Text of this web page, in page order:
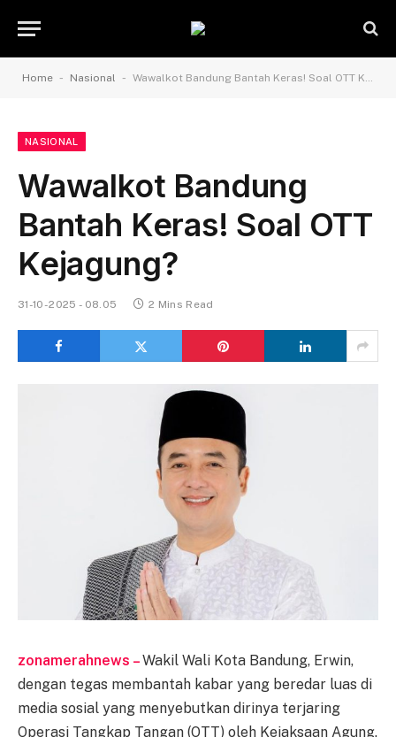
Home - Nasional - Wawalkot Bandung Bantah Keras! Soal OTT Kejagung?
NASIONAL
Wawalkot Bandung
Bantah Keras! Soal OTT
Kejagung?
31-10-2025 - 08.05 2 Mins Read
zonamerahnews –Wakil Wali Kota Bandung, Erwin,
dengan tegas membantah kabar yang beredar luas di
media sosial yang menyebutkan dirinya terjaring
Operasi Tangkap Tangan (OTT) oleh Kejaksaan Agung.